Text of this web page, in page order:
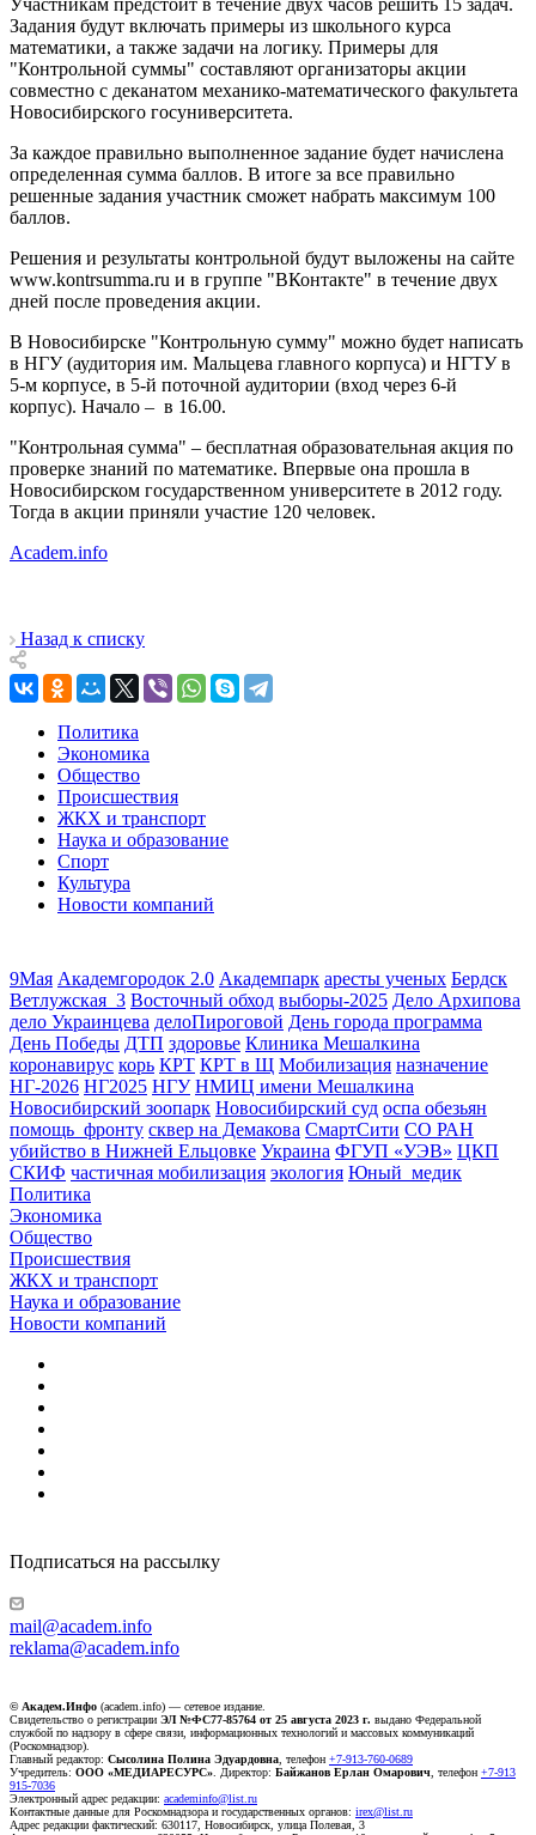
Задания будут включать примеры из школьного курса
математики, а также задачи на логику. Примеры для
"Контрольной суммы" составляют организаторы акции
совместно с деканатом механико-математического факультета
Новосибирского госуниверситета.
За каждое правильно выполненное задание будет начислена
определенная сумма баллов. В итоге за все правильно
решенные задания участник сможет набрать максимум 100
баллов.
Решения и результаты контрольной будут выложены на сайте
www.kontrsumma.ru и в группе "ВКонтакте" в течение двух
дней после проведения акции.
В Новосибирске "Контрольную сумму" можно будет написать
в НГУ (аудитория им. Мальцева главного корпуса) и НГТУ в
5-м корпусе, в 5-й поточной аудитории (вход через 6-й
корпус). Начало – в 16.00.
"Контрольная сумма" – бесплатная образовательная акция по
проверке знаний по математике. Впервые она прошла в
Новосибирском государственном университете в 2012 году.
Тогда в акции приняли участие 120 человек.
Academ.info
Назад к списку
Политика
Экономика
Общество
Происшествия
ЖКХ и транспорт
Наука и образование
Спорт
Культура
Новости компаний
9Мая Академгородок 2.0 Академпарк аресты ученых Бердск
Ветлужская_3 Восточный обход выборы-2025 Дело Архипова
дело Украинцева делоПироговой День города программа
День Победы ДТП здоровье Клиника Мешалкина
коронавирус корь КРТ КРТ в Щ Мобилизация назначение
НГ-2026 НГ2025 НГУ НМИЦ имени Мешалкина
Новосибирский зоопарк Новосибирский суд оспа обезьян
помощь_фронту сквер на Демакова СмартСити СО РАН
убийство в Нижней Ельцовке Украина ФГУП «УЭВ» ЦКП
СКИФ частичная мобилизация экология Юный_медик
Политика
Экономика
Общество
Происшествия
ЖКХ и транспорт
Наука и образование
Новости компаний
Подписаться на рассылку
mail@academ.info
reklama@academ.info
© Академ.Инфо (academ.info) — сетевое издание.
Свидетельство о регистрации ЭЛ №ФС77-85764 от 25 августа 2023 г. выдано Федеральной
службой по надзору в сфере связи, информационных технологий и массовых коммуникаций
(Роскомнадзор).
Главный редактор: Сысолина Полина Эдуардовна , телефон +7-913-760-0689
Учредитель: ООО «МЕДИАРЕСУРС» . Директор: Байжанов Ерлан Омарович , телефон +7-913
915-7036
Электронный адрес редакции: academinfo@list.ru
Контактные данные для Роскомнадзора и государственных органов: irex@list.ru
Адрес редакции фактический: 630117, Новосибирск, улица Полевая, 3